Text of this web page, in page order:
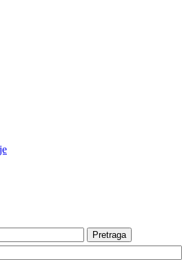
Pretraga